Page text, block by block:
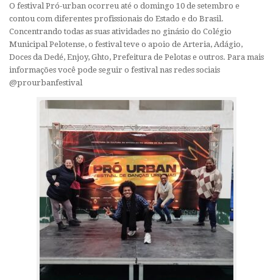
O festival Pró-urban ocorreu até o domingo 10 de setembro e
contou com diferentes profissionais do Estado e do Brasil.
Concentrando todas as suas atividades no ginásio do Colégio
Municipal Pelotense, o festival teve o apoio de Arteria, Adágio,
Doces da Dedé, Enjoy, Ghto, Prefeitura de Pelotas e outros. Para mais
informações você pode seguir o festival nas redes sociais
@prourbanfestival